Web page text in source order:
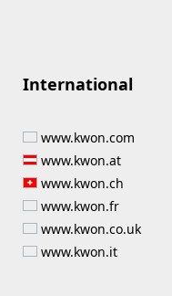
International
www.kwon.com
www.kwon.at
www.kwon.ch
www.kwon.fr
www.kwon.co.uk
www.kwon.it